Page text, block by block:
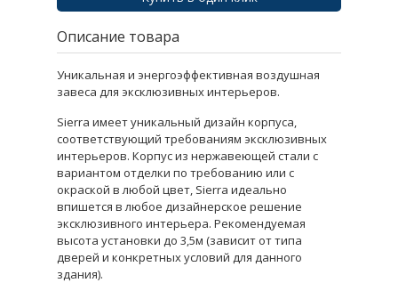
Описание товара
Уникальная и энергоэффективная воздушная
завеса для эксклюзивных интерьеров.
Sierra имеет уникальный дизайн корпуса,
соответствующий требованиям эксклюзивных
интерьеров. Корпус из нержавеющей стали с
вариантом отделки по требованию или с
окраской в любой цвет, Sierra идеально
впишется в любое дизайнерское решение
эксклюзивного интерьера. Рекомендуемая
высота установки до 3,5м (зависит от типа
дверей и конкретных условий для данного
здания).